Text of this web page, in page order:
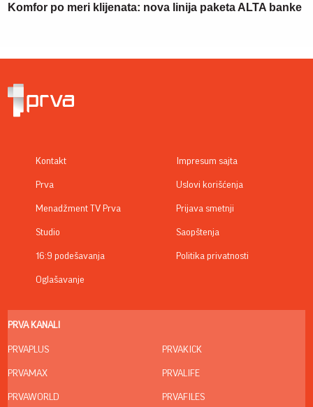
Komfor po meri klijenata: nova linija paketa ALTA banke
Kontakt
Prva
Menadžment TV Prva
Studio
16:9 podešavanja
Oglašavanje
Impresum sajta
Uslovi korišćenja
Prijava smetnji
Saopštenja
Politika privatnosti
PRVA KANALI
PRVAPLUS
PRVAMAX
PRVAWORLD
PRVAKICK
PRVALIFE
PRVAFILES